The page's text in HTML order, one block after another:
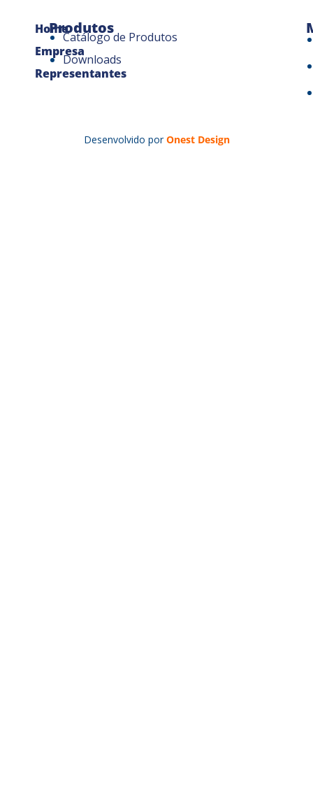
Home
Empresa
Representantes
Produtos
Catálogo de Produtos
Downloads
Desenvolvido por Onest Design